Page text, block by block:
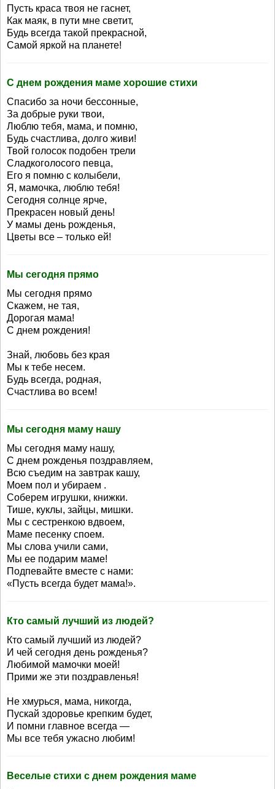
Пусть краса твоя не гаснет,
Как маяк, в пути мне светит,
Будь всегда такой прекрасной,
Самой яркой на планете!
С днем рождения маме хорошие стихи
Спасибо за ночи бессонные,
За добрые руки твои,
Люблю тебя, мама, и помню,
Будь счастлива, долго живи!
Твой голосок подобен трели
Сладкоголосого певца,
Его я помню с колыбели,
Я, мамочка, люблю тебя!
Сегодня солнце ярче,
Прекрасен новый день!
У мамы день рожденья,
Цветы все – только ей!
Мы сегодня прямо
Мы сегодня прямо
Скажем, не тая,
Дорогая мама!
С днем рождения!
Знай, любовь без края
Мы к тебе несем.
Будь всегда, родная,
Счастлива во всем!
Мы сегодня маму нашу
Мы сегодня маму нашу,
С днем рожденья поздравляем,
Всю съедим на завтрак кашу,
Моем пол и убираем .
Соберем игрушки, книжки.
Тише, куклы, зайцы, мишки.
Мы с сестренкою вдвоем,
Маме песенку споем.
Мы слова учили сами,
Мы ее подарим маме!
Подпевайте вместе с нами:
«Пусть всегда будет мама!».
Кто самый лучший из людей?
Кто самый лучший из людей?
И чей сегодня день рожденья?
Любимой мамочки моей!
Прими же эти поздравленья!
Не хмурься, мама, никогда,
Пускай здоровье крепким будет,
И помни главное всегда —
Мы все тебя ужасно любим!
Веселые стихи с днем рождения маме